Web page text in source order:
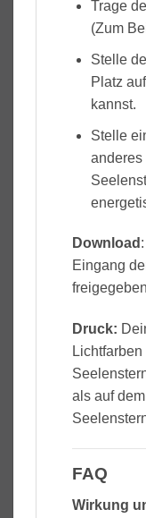
Trage
(Zum
Stelle
Platz
kannst.
Stelle
anderes
Download
Eingang
Druck:
als auf
FAQ
Wirkung